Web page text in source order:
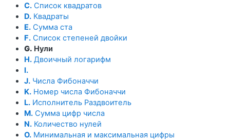
C. Список квадратов
D. Квадраты
E. Сумма ста
F. Список степеней двойки
G. Нули
H. Двоичный логарифм
I.
J. Числа Фибоначчи
K. Номер числа Фибоначчи
L. Исполнитель Раздвоитель
M. Сумма цифр числа
N. Количество нулей
O. Минимальная и максимальная цифры